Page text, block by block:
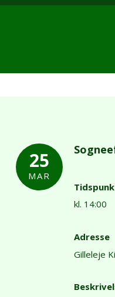
25
MAR
kl. 14:00
Adresse
Gilleleje